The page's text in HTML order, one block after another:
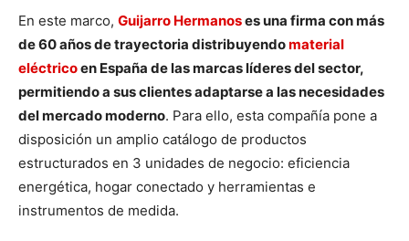
En este marco, Guijarro Hermanoses una firma con más
de 60 años de trayectoria distribuyendomaterial
eléctricoen España de las marcas líderes del sector,
permitiendo a sus clientes adaptarse a las necesidades
del mercado moderno. Para ello, esta compañía pone a
disposición un amplio catálogo de productos
estructurados en 3 unidades de negocio: eficiencia
energética, hogar conectado y herramientas e
instrumentos de medida.